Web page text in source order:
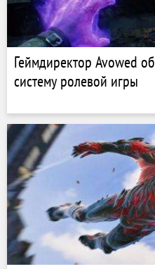
Геймдиректор Avowed
систему ролевой игры